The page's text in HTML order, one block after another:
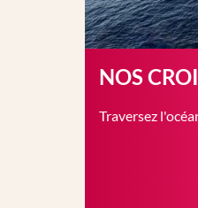
NOS
Traversez